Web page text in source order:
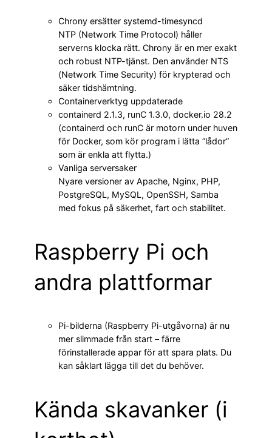
Chrony ersätter systemd-timesyncd
NTP (Network Time Protocol) håller
serverns klocka rätt. Chrony är en mer exakt
och robust NTP-tjänst. Den använder NTS
(Network Time Security) för krypterad och
säker tids­hämtning.
Containerverktyg uppdaterade
containerd 2.1.3, runC 1.3.0, docker.io 28.2
(containerd och runC är motorn under huven
för Docker, som kör program i lätta ”lådor”
som är enkla att flytta.)
Vanliga serversaker
Nyare versioner av Apache, Nginx, PHP,
PostgreSQL, MySQL, OpenSSH, Samba
med fokus på säkerhet, fart och stabilitet.
Raspberry Pi och
andra plattformar
Pi-bilderna (Raspberry Pi-utgåvorna) är nu
mer slimmade från start – färre
förinstallerade appar för att spara plats. Du
kan såklart lägga till det du behöver.
Kända skavanker (i